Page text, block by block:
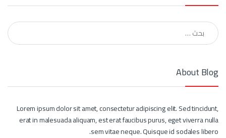
البحث عن:
About Blog
Lorem ipsum dolor sit amet, consectetur adipiscing elit. Sed tincidunt,
erat in malesuada aliquam, est erat faucibus purus, eget viverra nulla
sem vitae neque. Quisque id sodales libero.